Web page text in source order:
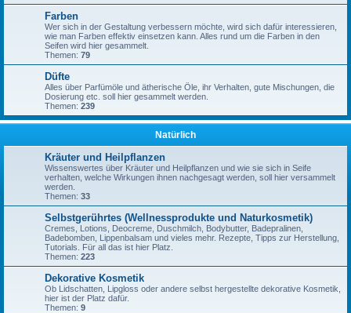
Farben
Wer sich in der Gestaltung verbessern möchte, wird sich dafür interessieren,
wie man Farben effektiv einsetzen kann. Alles rund um die Farben in den
Seifen wird hier gesammelt.
Themen: 79
Düfte
Alles über Parfümöle und ätherische Öle, ihr Verhalten, gute Mischungen, die
Dosierung etc. soll hier gesammelt werden.
Themen: 239
Natürlich
Kräuter und Heilpflanzen
Wissenswertes über Kräuter und Heilpflanzen und wie sie sich in Seife
verhalten, welche Wirkungen ihnen nachgesagt werden, soll hier versammelt
werden.
Themen: 33
Selbstgerührtes (Wellnessprodukte und Naturkosmetik)
Cremes, Lotions, Deocreme, Duschmilch, Bodybutter, Badepralinen,
Badebomben, Lippenbalsam und vieles mehr. Rezepte, Tipps zur Herstellung,
Tutorials. Für all das ist hier Platz.
Themen: 223
Dekorative Kosmetik
Ob Lidschatten, Lipgloss oder andere selbst hergestellte dekorative Kosmetik,
hier ist der Platz dafür.
Themen: 9